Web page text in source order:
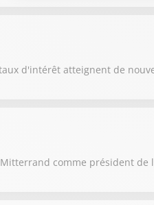
d'intérêt atteignent de
comme président